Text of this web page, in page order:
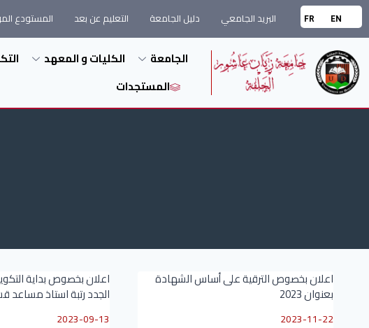
EN
FR البريد الجامعي دليل الجامعة التعليم عن بعد المستودع
الجامعة الكليات و المعهد
المستجدات
اعلان بخصوص الترقية على أساس الشهادة
بعنوان 2023
2023-11-22
اعلان بخصوص بداية
الجدد رتبة استاذ مساعد
2023-09-13